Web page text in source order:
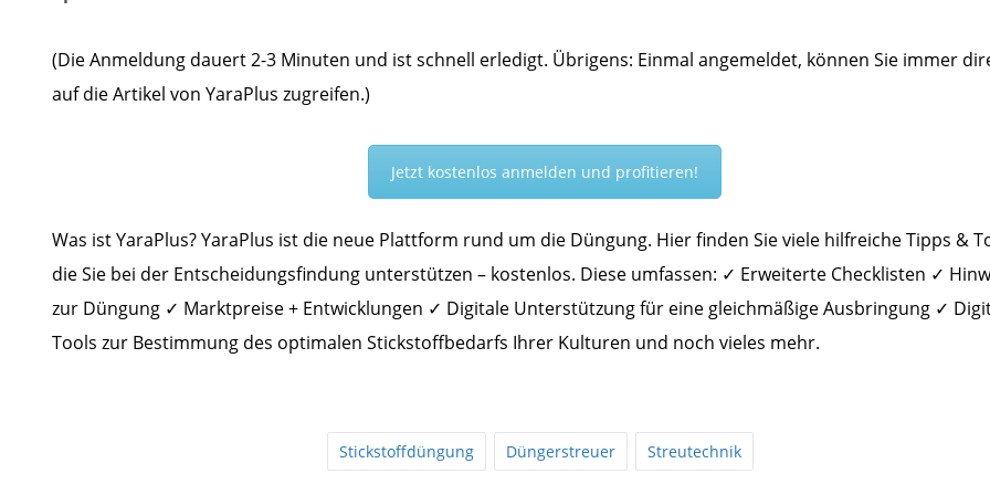
(Die Anmeldung dauert 2-3 Minuten und ist schnell erledigt. Übrigens: Einmal angemeldet, können Sie immer
auf die Artikel von YaraPlus zugreifen.)
Jetzt kostenlos anmelden und profitieren!
Was ist YaraPlus? YaraPlus ist die neue Plattform rund um die Düngung. Hier finden Sie viele hilfreiche Tipps &
die Sie bei der Entscheidungsfindung unterstützen – kostenlos. Diese umfassen: ✓ Erweiterte Checklisten ✓
zur Düngung ✓ Marktpreise + Entwicklungen ✓ Digitale Unterstützung für eine gleichmäßige Ausbringung ✓
Tools zur Bestimmung des optimalen Stickstoffbedarfs Ihrer Kulturen und noch vieles mehr.
Stickstoffdüngung Düngerstreuer Streutechnik